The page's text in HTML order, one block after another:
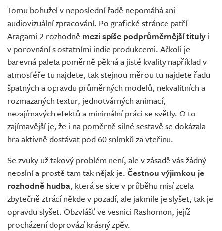
Tomu bohužel v neposlední řadě nepomáhá ani
audiovizuální zpracování. Po grafické stránce patří
Aragami 2 rozhodně mezi spíše podprůměrnější tituly i
v porovnání s ostatními indie produkcemi. Ačkoli je
barevná paleta poměrně pěkná a jisté kvality například v
atmosféře tu najdete, tak stejnou měrou tu najdete řadu
špatných a opravdu průměrných modelů, nekvalitních a
rozmazaných textur, jednotvárných animací,
nezajímavých efektů a minimální práci se světly. O to
zajímavější je, že i na poměrně silné sestavě se dokázala
hra aktivně dostávat pod 60 snímků za vteřinu.
Se zvuky už takový problém není, ale v zásadě vás žádný
neoslní a prostě tam tak nějak je. Čestnou výjimkou je
rozhodně hudba, která se sice v průběhu misí zcela
zbytečně ztrácí někde v pozadí, ale jakmile je slyšet, tak je
opravdu slyšet. Obzvlášť ve vesnici Rashomon, jejíž
procházení doprovází krásný zpěv.